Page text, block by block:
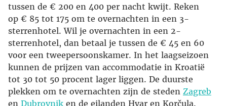
tussen de € 200 en 400 per nacht kwijt. Reken
op € 85 tot 175 om te overnachten in een 3-
sterrenhotel. Wil je overnachten in een 2-
sterrenhotel, dan betaal je tussen de € 45 en 60
voor een tweepersoonskamer. In het laagseizoen
kunnen de prijzen van accommodatie in Kroatië
tot 30 tot 50 procent lager liggen. De duurste
plekken om te overnachten zijn de steden Zagreb
en Dubrovnik en de eilanden Hvar en Korčula.